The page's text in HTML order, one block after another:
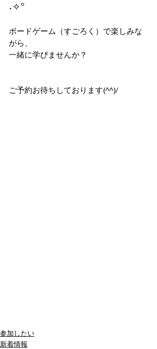
˖✧°
ボードゲーム（すごろく）で楽しみな
がら、
一緒に学びませんか？
ご予約お待ちしております(^^)/
参加したい
新着情報